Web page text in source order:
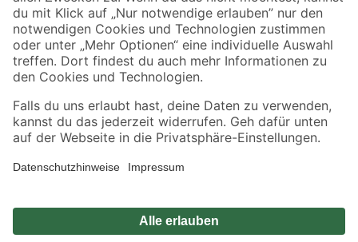
Alle Preisangaben in EUR inkl. gesetzl. MwSt.. Die dargestellten Angebote sind unter
Umständen nicht in allen Märkten verfügbar. Die angegebenen Verfügbarkeiten beziehen
sich auf den unter "Mein Markt" ausgewählten toom Baumarkt. Alle Angebote und
*Paketversand ab 59 € versandkostenfrei, gilt nicht für Artikel mit Speditionsversand, hier
fallen zusätzliche Versandkosten an.
Privatsphäre Impressum